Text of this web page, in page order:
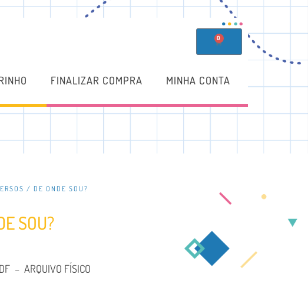
0
FINALIZAR COMPRA MINHA CONTA
/ DE ONDE SOU?
SOU?
– ARQUIVO FÍSICO